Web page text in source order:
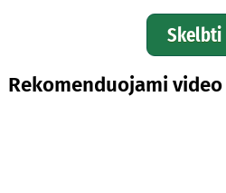
Skelbti
Rekomenduojami video